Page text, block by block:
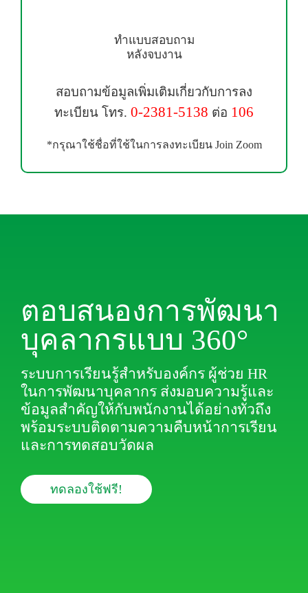
ทำแบบสอบถาม
หลังจบงาน
สอบถามข้อมูลเพิ่มเติมเกี่ยวกับการลง
ทะเบียน โทร. 0-2381-5138 ต่อ 106
*กรุณาใช้ชื่อที่ใช้ในการลงทะเบียน Join Zoom
ตอบสนองการพัฒนา
บุคลากรแบบ 360°
ระบบการเรียนรู้สำหรับองค์กร ผู้ช่วย HR
ในการพัฒนาบุคลากร ส่งมอบความรู้และ
ข้อมูลสำคัญให้กับพนักงานได้อย่างทั่วถึง
พร้อมระบบติดตามความคืบหน้าการเรียน
และการทดสอบวัดผล
ทดลองใช้ฟรี!